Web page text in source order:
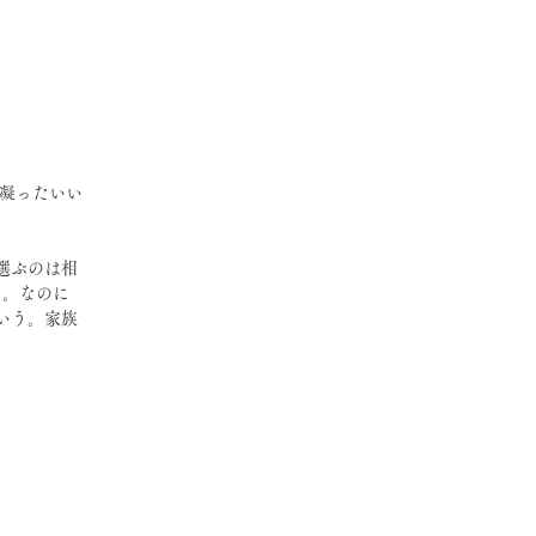
ぶのは相
なのに
う。家族